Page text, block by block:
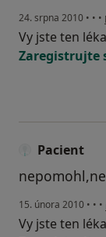
24. srpna 2010 • • •
Vy jste ten
Zaregistrujte
Pacient
15. února 2010 • • •
Vy jste ten